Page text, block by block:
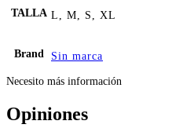
TALLA L, M, S, XL
Brand Sin marca
Necesito más información
Opiniones